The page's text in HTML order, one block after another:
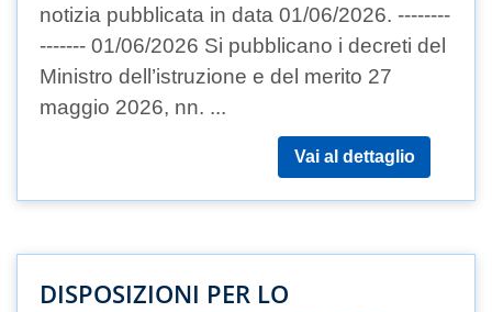
notizia pubblicata in data 01/06/2026. --------
------- 01/06/2026 Si pubblicano i decreti del
Ministro dell’istruzione e del merito 27
maggio 2026, nn. ...
Vai al dettaglio
DISPOSIZIONI PER LO